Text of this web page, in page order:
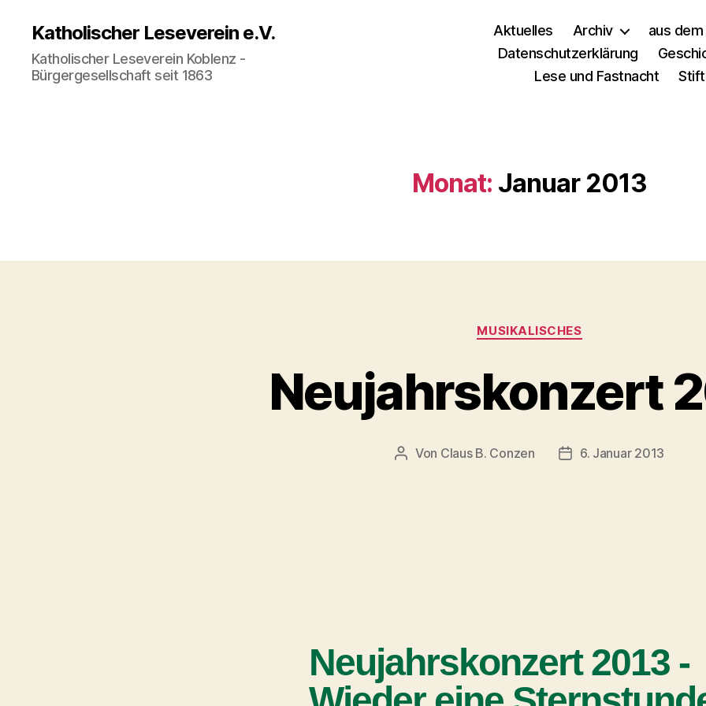
Katholischer Leseverein e.V.
Katholischer Leseverein Koblenz -
Bürgergesellschaft seit 1863
Aktuelles Archiv aus
Datenschutzerklärung
Lese und Fastnacht
Monat: Januar 2013
MUSIKALISCHES
Neujahrskonzert
Von Claus B. Conzen 6. Januar 2013
Neujahrskonzert 2013 -